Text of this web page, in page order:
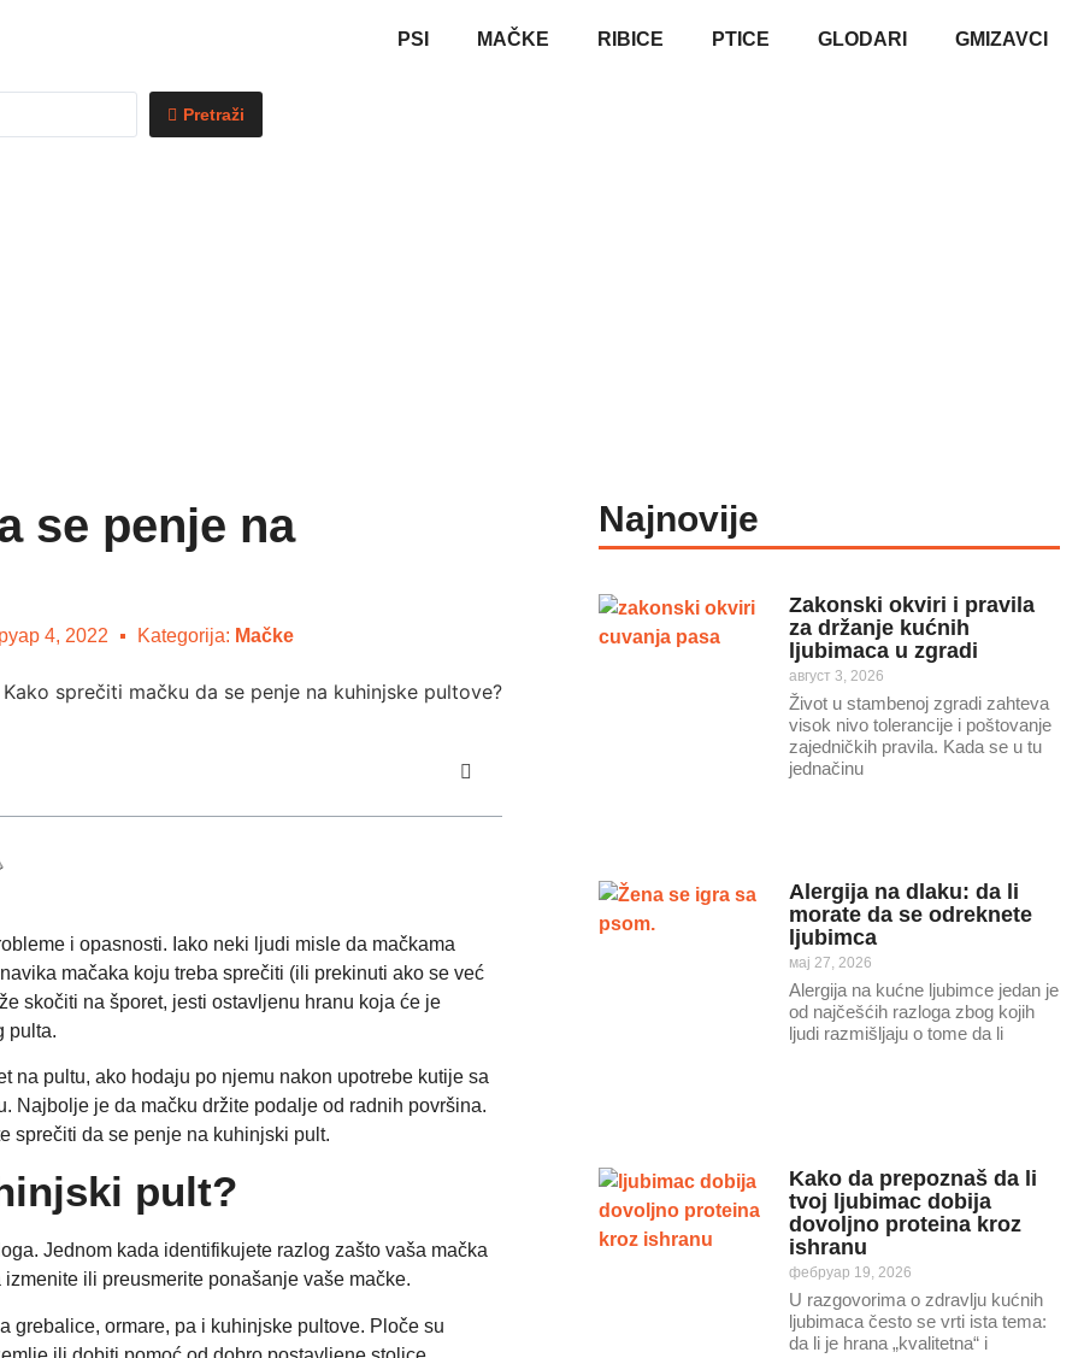
PSI MAČKE RIBICE PTICE GLODARI GMIZAVCI
Pretraži
se penje na
4, 2022 Kategorija: Mačke
i opasnosti. Iako neki ljudi misle da mačkama
mačaka koju treba sprečiti (ili prekinuti ako se već
skočiti na šporet, jesti ostavljenu hranu koja će je
pulta.
na pultu, ako hodaju po njemu nakon upotrebe kutije sa
Najbolje je da mačku držite podalje od radnih površina.
sprečiti da se penje na kuhinjski pult.
pult?
Jednom kada identifikujete razlog zašto vaša mačka
ili preusmerite ponašanje vaše mačke.
grebalice, ormare, pa i kuhinjske pultove. Ploče su
Najnovije
Zakonski okviri i pravila
za držanje kućnih
ljubimaca u zgradi
август 3, 2026
Život u stambenoj zgradi zahteva
visok nivo tolerancije i poštovanje
zajedničkih pravila. Kada se u tu
jednačinu
Alergija na dlaku: da li
morate da se odreknete
ljubimca
мај 27, 2026
Alergija na kućne ljubimce jedan je
od najčešćih razloga zbog kojih
ljudi razmišljaju o tome da li
Kako da prepoznaš da li
tvoj ljubimac dobija
dovoljno proteina kroz
ishranu
фебруар 19, 2026
U razgovorima o zdravlju kućnih
ljubimaca često se vrti ista tema:
da li je hrana „kvalitetna“ i